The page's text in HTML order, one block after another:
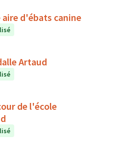
d'ébats canine
Artaud
de l'école